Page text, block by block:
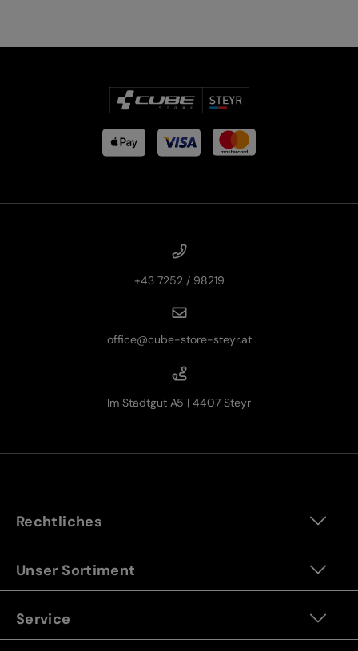
+43 7252 / 98219
office@cube-store-steyr.at
Im Stadtgut A5 | 4407 Steyr
Rechtliches
Unser Sortiment
Service